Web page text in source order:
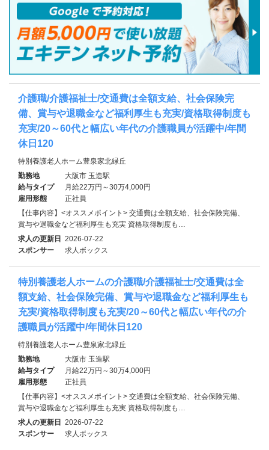
介護職/介護福祉士/交通費は全額支給、社会保険完
備、賞与や退職金など福利厚生も充実/資格取得制度も
充実/20～60代と幅広い年代の介護職員が活躍中/年間
休日120
特別養護老人ホーム豊泉家北緑丘
勤務地
大阪市 玉造駅
給与タイプ
月給22万円～30万4,000円
雇用形態
正社員
【仕事内容】<オススメポイント> 交通費は全額支給、社会保険完備、
賞与や退職金など福利厚生も充実 資格取得制度も…
求人の更新日 2026-07-22
スポンサー
求人ボックス
特別養護老人ホームの介護職/介護福祉士/交通費は全
額支給、社会保険完備、賞与や退職金など福利厚生も
充実/資格取得制度も充実/20～60代と幅広い年代の介
護職員が活躍中/年間休日120
特別養護老人ホーム豊泉家北緑丘
勤務地
大阪市 玉造駅
給与タイプ
月給22万円～30万4,000円
雇用形態
正社員
【仕事内容】<オススメポイント> 交通費は全額支給、社会保険完備、
賞与や退職金など福利厚生も充実 資格取得制度も…
求人の更新日 2026-07-22
スポンサー
求人ボックス